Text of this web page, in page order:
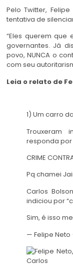
Pelo Twitter,
tentativa de
“Eles querem
governantes. Já
povo, NUNCA o
com seu
Leia o relato de
1) Um carro
Trouxeram
responda por
CRIME
Pq chamei
Carlos
indiciou por
Sim, é isso
— Felipe Neto